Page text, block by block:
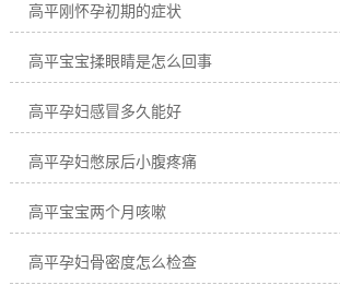
高平刚怀孕初期的症状
高平宝宝揉眼睛是怎么回事
高平孕妇感冒多久能好
高平孕妇憋尿后小腹疼痛
高平宝宝两个月咳嗽
高平孕妇骨密度怎么检查